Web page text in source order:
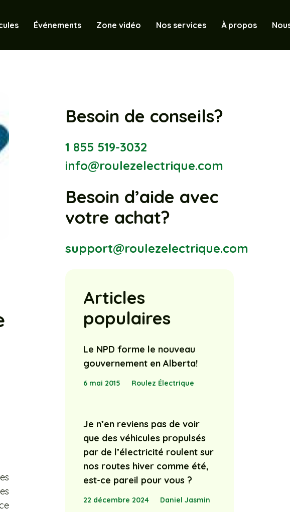
Événements Zone vidéo Nos services À propos
Besoin de conseils?
1 855 519-3032
info@roulezelectrique.com
Besoin d’aide avec
votre achat?
support@roulezelectrique.com
Articles
populaires
Le NPD forme le nouveau
gouvernement en Alberta!
6 mai 2015 Roulez Électrique
Je n’en reviens pas de voir
que des véhicules propulsés
par de l’électricité roulent sur
nos routes hiver comme été,
est-ce pareil pour vous ?
22 décembre 2024 Daniel Jasmin